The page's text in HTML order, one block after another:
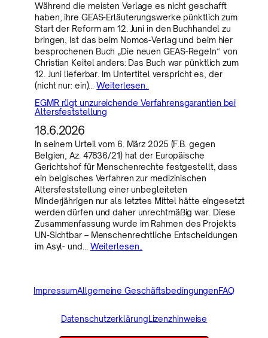
Während die meisten Verlage es nicht geschafft
haben, ihre GEAS-Erläuterungswerke pünktlich zum
Start der Reform am 12. Juni in den Buchhandel zu
bringen, ist das beim Nomos-Verlag und beim hier
besprochenen Buch „Die neuen GEAS-Regeln“ von
Christian Keitel anders: Das Buch war pünktlich zum
12. Juni lieferbar. Im Untertitel verspricht es, der
(nicht nur: ein)…Weiterlesen..
EGMR rügt unzureichende Verfahrensgarantien bei
Altersfeststellung
18.6.2026
In seinem Urteil vom 6. März 2025 (F.B. gegen
Belgien, Az. 47836/21) hat der Europäische
Gerichtshof für Menschenrechte festgestellt, dass
ein belgisches Verfahren zur medizinischen
Altersfeststellung einer unbegleiteten
Minderjährigen nur als letztes Mittel hätte eingesetzt
werden dürfen und daher unrechtmäßig war. Diese
Zusammenfassung wurde im Rahmen des Projekts
UN-Sichtbar – Menschenrechtliche Entscheidungen
im Asyl- und… Weiterlesen..
ImpressumAllgemeine GeschäftsbedingungenFAQ
DatenschutzerklärungLizenzhinweise